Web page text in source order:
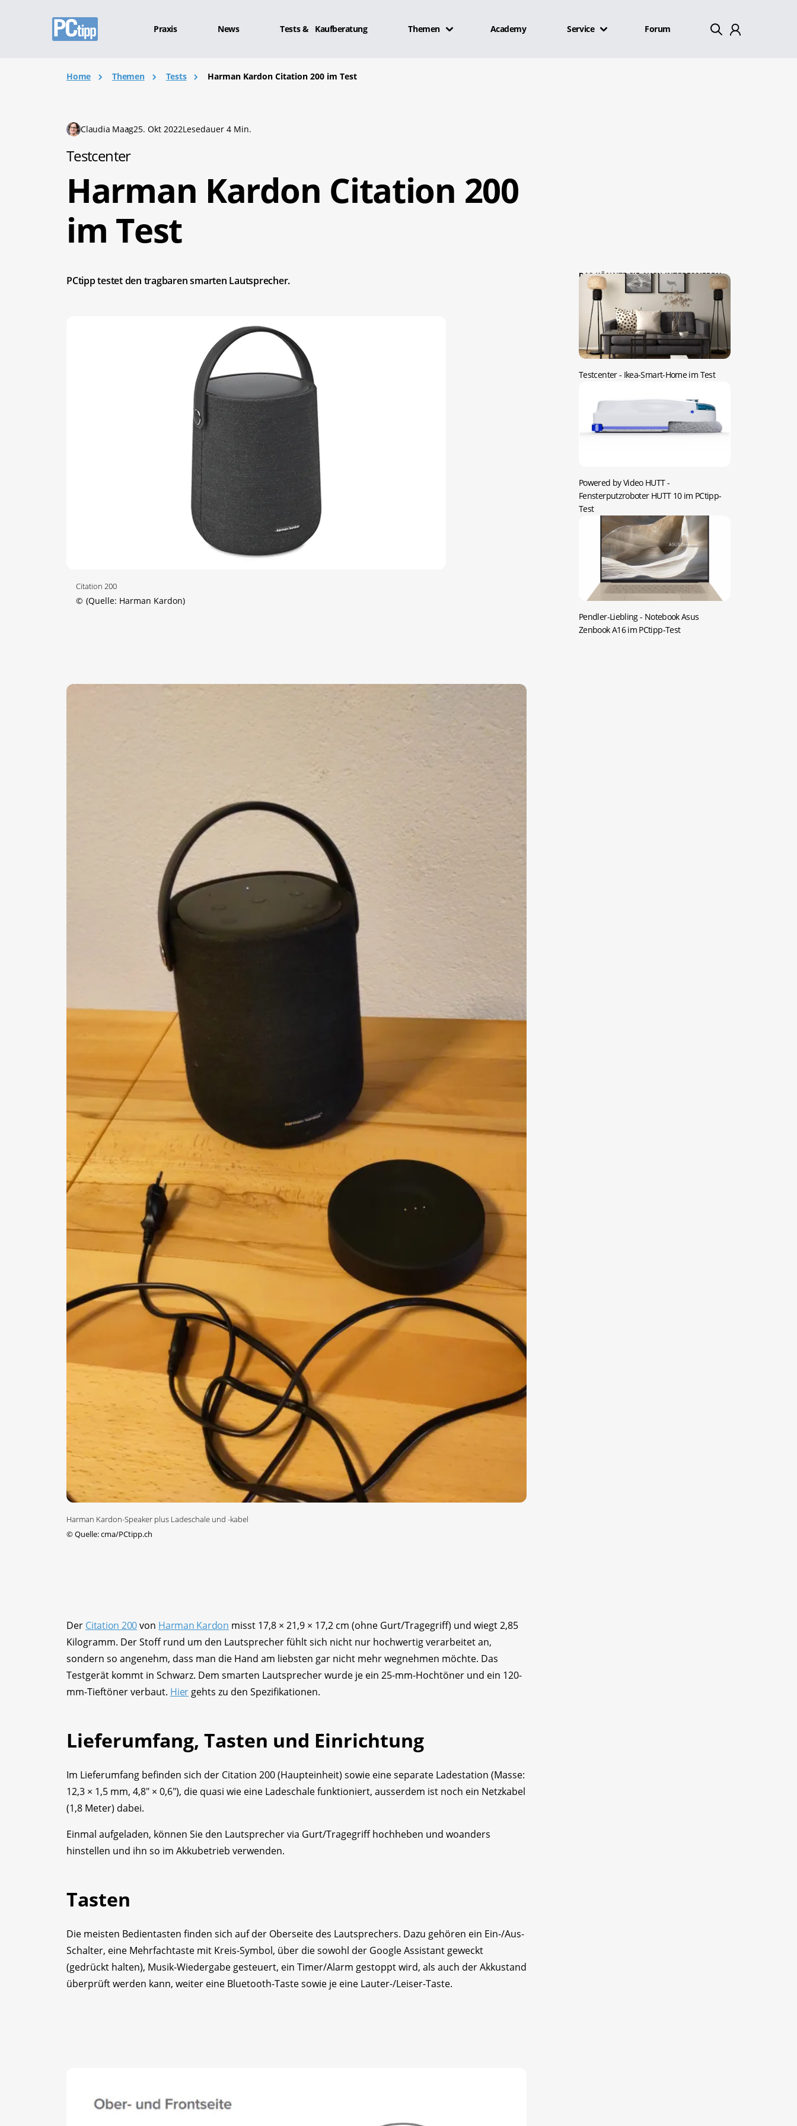
Praxis News Tests & Kaufberatung Themen Academy Service Forum
Home Themen Tests Harman Kardon Citation 200 im Test
Claudia Maag25. Okt 2022Lesedauer 4 Min.
Testcenter
Harman Kardon Citation 200
im Test
PCtipp testet den tragbaren smarten Lautsprecher.
Citation 200
© (Quelle: Harman Kardon)
Harman Kardon-Speaker plus Ladeschale und -kabel
©Quelle: cma/PCtipp.ch
Der Citation 200von Harman Kardon misst 17,8 × 21,9 × 17,2 cm (ohne Gurt/Tragegriff) und wiegt 2,85
Kilogramm. Der Stoff rund um den Lautsprecher fühlt sich nicht nur hochwertig verarbeitet an,
sondern so angenehm, dass man die Hand am liebsten gar nicht mehr wegnehmen möchte. Das
Testgerät kommt in Schwarz. Dem smarten Lautsprecher wurde je ein 25-mm-Hochtöner und ein 120-
mm-Tieftöner verbaut. Hier gehts zu den Spezifikationen.
Lieferumfang, Tasten und Einrichtung
Im Lieferumfang befinden sich der Citation 200 (Haupteinheit) sowie eine separate Ladestation (Masse:
12,3 × 1,5 mm, 4,8" × 0,6"), die quasi wie eine Ladeschale funktioniert, ausserdem ist noch ein Netzkabel
(1,8 Meter) dabei.
Einmal aufgeladen, können Sie den Lautsprecher via Gurt/Tragegriff hochheben und woanders
hinstellen und ihn so im Akkubetrieb verwenden.
Tasten
Die meisten Bedientasten finden sich auf der Oberseite des Lautsprechers. Dazu gehören ein Ein-/Aus-
Schalter, eine Mehrfachtaste mit Kreis-Symbol, über die sowohl der Google Assistant geweckt
(gedrückt halten), Musik-Wiedergabe gesteuert, ein Timer/Alarm gestoppt wird, als auch der Akkustand
überprüft werden kann, weiter eine Bluetooth-Taste sowie je eine Lauter-/Leiser-Taste.
DAS KÖNNTE SIE AUCH INTERESSIEREN:
Testcenter - Ikea-Smart-Home im Test
Powered by Video HUTT -
Fensterputzroboter HUTT 10 im PCtipp-
Test
Pendler-Liebling - Notebook Asus
Zenbook A16 im PCtipp-Test